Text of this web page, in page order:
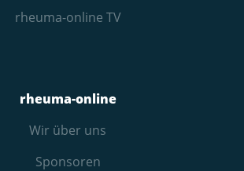
rheuma-online TV
rheuma-online
Wir über uns
Sponsoren